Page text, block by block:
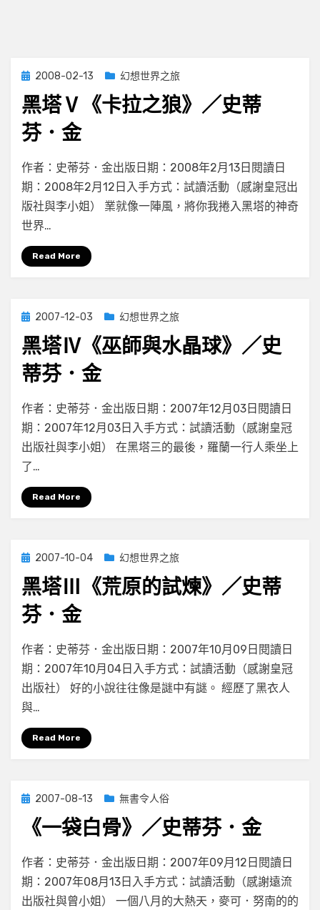
Posted
2008-02-13 幻想世界之旅
黑塔Ⅴ《卡拉之狼》／史蒂
芬．金
by 小云
Leave a commenton
黑
塔
Ⅴ《卡
芬．
金
作者：史蒂芬．金出版日期：2008年2月13日閱讀日
期：2008年2月12日入手方式：試讀活動（感謝皇冠出
版社與李小姐） 業就像一陣風，將你我捲入黑塔的神奇
世界…
Read More
Posted
2007-12-03 幻想世界之旅
黑塔Ⅳ《巫師與水晶球》／史
蒂芬．金
by 小云
在
〈黑
塔
Ⅳ《巫
水
史
蒂
芬．
金〉
中
有 4 則留言
作者：史蒂芬．金出版日期：2007年12月03日閱讀日
期：2007年12月03日入手方式：試讀活動（感謝皇冠
出版社與李小姐） 在黑塔三的最後，羅蘭一行人乘坐上
了…
Read More
Posted
2007-10-04 幻想世界之旅
黑塔Ⅲ《荒原的試煉》／史蒂
芬．金
by 小云
在
〈黑
塔
Ⅲ《荒
試
蒂
芬．
金〉
有 7 則留言
作者：史蒂芬．金出版日期：2007年10月09日閱讀日
期：2007年10月04日入手方式：試讀活動（感謝皇冠
出版社） 好的小說往往像是謎中有謎。 經歷了黑衣人
與…
Read More
Posted
2007-08-13 無書令人俗
《一袋白骨》／史蒂芬．金
by 小云
在
〈《一
袋
白
有 2 則留言
作者：史蒂芬．金出版日期：2007年09月12日閱讀日
期：2007年08月13日入手方式：試讀活動（感謝遠流
出版社與曾小姐） 一個八月的大熱天，麥可．努南的的